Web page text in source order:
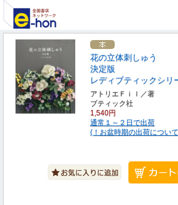
花の立体刺しゅう
決定版
レディブティックシ
アトリエＦｉｌ／著
ブティック社
1,540円
通常１～２日で出荷
(！お盆時期の出荷につい